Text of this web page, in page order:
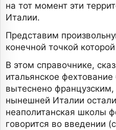
на тот момент эти
Италии.
Представим
конечной точкой
В этом справочнике,
итальянское
вытеснено французским,
нынешней Италии
неаполитанская школы
говорится во введении